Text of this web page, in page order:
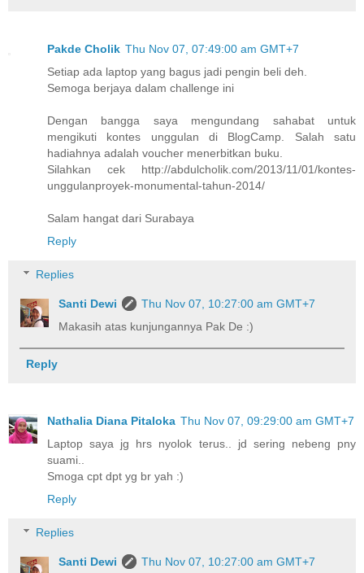
Pakde Cholik Thu Nov 07, 07:49:00 am GMT+7
Setiap ada laptop yang bagus jadi pengin beli deh.
Semoga berjaya dalam challenge ini
Dengan bangga saya mengundang sahabat untuk
mengikuti kontes unggulan di BlogCamp. Salah satu
hadiahnya adalah voucher menerbitkan buku.
Silahkan cek http://abdulcholik.com/2013/11/01/kontes-
unggulanproyek-monumental-tahun-2014/
Salam hangat dari Surabaya
Reply
Replies
Santi Dewi
Thu Nov 07, 10:27:00 am GMT+7
Makasih atas kunjungannya Pak De :)
Reply
Nathalia Diana Pitaloka Thu Nov 07, 09:29:00 am GMT+7
Laptop saya jg hrs nyolok terus.. jd sering nebeng pny
suami..
Smoga cpt dpt yg br yah :)
Reply
Replies
Santi Dewi
Thu Nov 07, 10:27:00 am GMT+7